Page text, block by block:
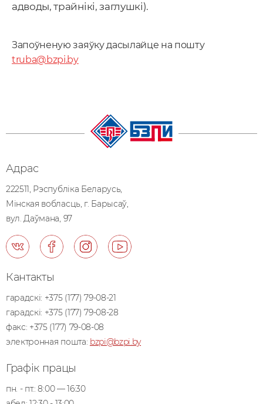
адводы, трайнікі, заглушкі).
Запоўненую заяўку дасылайце на пошту
truba@bzpi.by
Адрас
222511, Рэспублiка Беларусь,
Мiнская вобласць, г. Барысаў,
вул. Даўмана, 97
Кантакты
гарадскі: +375 (177) 79-08-21
гарадскі: +375 (177) 79-08-28
факс: +375 (177) 79-08-08
электронная пошта: bzpi@bzpi.by
Графік працы
пн. - пт.: 8:00 — 16:30